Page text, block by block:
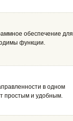
обеспечение для
функции.
в одном
простым и удобным.